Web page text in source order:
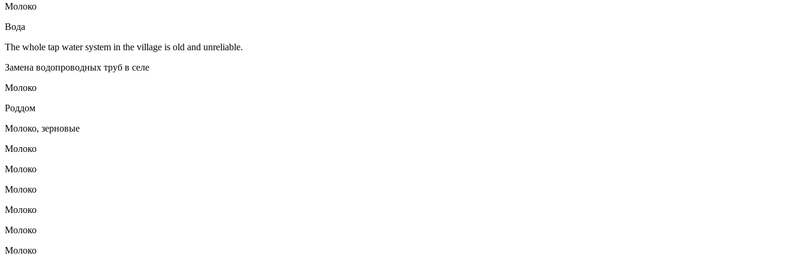
Молоко
Вода
The whole tap water system in the village is old and unreliable.
Замена водопроводных труб в селе
Молоко
Роддом
Молоко, зерновые
Молоко
Молоко
Молоко
Молоко
Молоко
Молоко